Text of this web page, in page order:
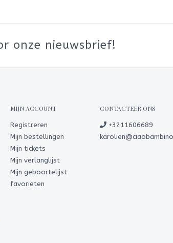
onze nieuwsbrief!
MIJN ACCOUNT
Registreren
Mijn bestellingen
Mijn tickets
Mijn verlanglijst
Mijn geboortelijst
favorieten
CONTACTEER ONS
+3211606689